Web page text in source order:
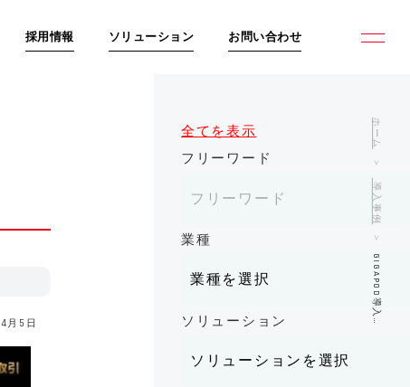
採用情報 ソリューション お問い合わせ
ホーム
導入事例
GIGAPOD導入…
月5日
全てを表示
フリーワード
業種
ソリューション